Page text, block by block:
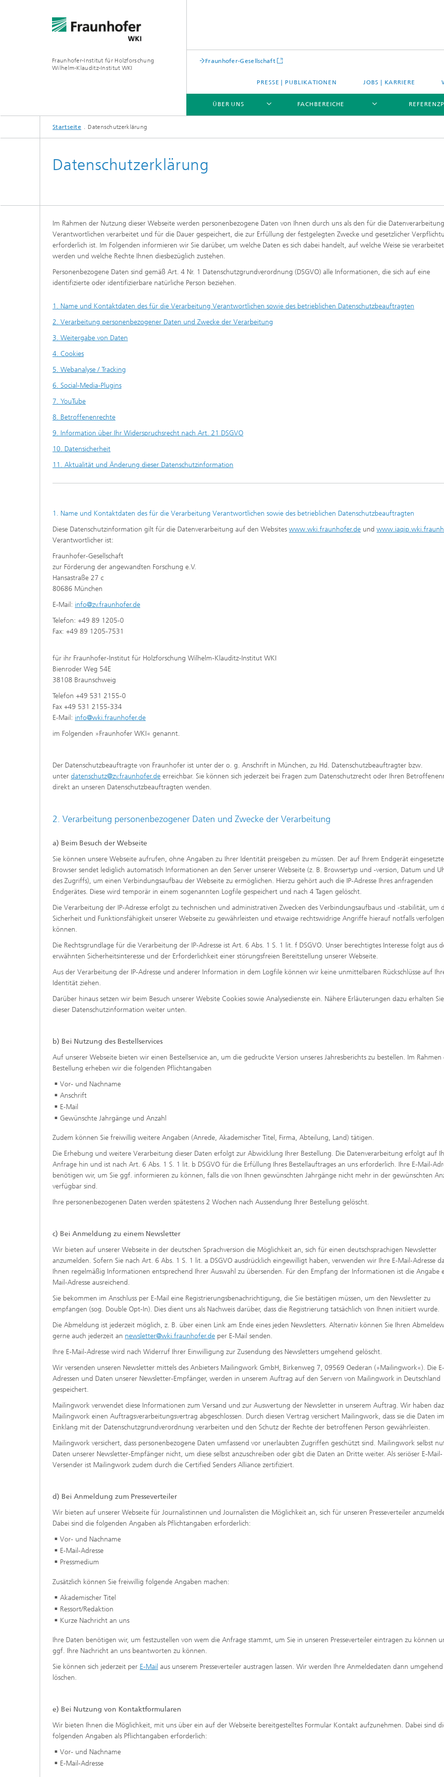
Fraunhofer-Institut für Holzforschung
Wilhelm-Klauditz-Institut WKI
Fraunhofer-Gesellschaft
PRESSE | PUBLIKATIONEN JOBS | KARRIERE
ÜBER UNS
ÜBER UNS
®
FACHBEREICHE
FACHBEREICHE
Startseite Datenschutzerklärung
Datenschutzerklärung
Im Rahmen der Nutzung dieser Webseite werden personenbezogene Daten von Ihnen durch uns als den für die Datenverarbeitung
Verantwortlichen verarbeitet und für die Dauer gespeichert, die zur Erfüllung der festgelegten Zwecke und gesetzlicher
erforderlich ist. Im Folgenden informieren wir Sie darüber, um welche Daten es sich dabei handelt, auf welche Weise sie verarbeitet
werden und welche Rechte Ihnen diesbezüglich zustehen.
Personenbezogene Daten sind gemäß Art. 4 Nr. 1 Datenschutzgrundverordnung (DSGVO) alle Informationen, die sich auf eine
identifizierte oder identifizierbare natürliche Person beziehen.
1. Name und Kontaktdaten des für die Verarbeitung Verantwortlichen sowie des betrieblichen Datenschutzbeauftragten
2. Verarbeitung personenbezogener Daten und Zwecke der Verarbeitung
3. Weitergabe von Daten
4. Cookies
5. Webanalyse / Tracking
6. Social-Media-Plugins
7. YouTube
8. Betroffenenrechte
9. Information über Ihr Widerspruchsrecht nach Art. 21 DSGVO
10. Datensicherheit
11. Aktualität und Änderung dieser Datenschutzinformation
1. Name und Kontaktdaten des für die Verarbeitung Verantwortlichen sowie des betrieblichen Datenschutzbeauftragten
Diese Datenschutzinformation gilt für die Datenverarbeitung auf den Websites www.wki.fraunhofer.de und
Verantwortlicher ist:
Fraunhofer-Gesellschaft
zur Förderung der angewandten Forschung e.V.
Hansastraße 27 c
80686 München
E-Mail: info@zv.fraunhofer.de
Telefon: +49 89 1205-0
Fax: +49 89 1205-7531
für ihr Fraunhofer-Institut für Holzforschung Wilhelm-Klauditz-Institut WKI
Bienroder Weg 54E
38108 Braunschweig
Telefon +49 531 2155-0
Fax +49 531 2155-334
E-Mail: info@wki.fraunhofer.de
im Folgenden »Fraunhofer WKI« genannt.
Der Datenschutzbeauftragte von Fraunhofer ist unter der o. g. Anschrift in München, zu Hd. Datenschutzbeauftragter bzw.
unter datenschutz@zv.fraunhofer.de erreichbar. Sie können sich jederzeit bei Fragen zum Datenschutzrecht oder Ihren
direkt an unseren Datenschutzbeauftragten wenden.
2. Verarbeitung personenbezogener Daten und Zwecke der Verarbeitung
a) Beim Besuch der Webseite
Sie können unsere Webseite aufrufen, ohne Angaben zu Ihrer Identität preisgeben zu müssen. Der auf Ihrem Endgerät eingesetzte
Browser sendet lediglich automatisch Informationen an den Server unserer Webseite (z. B. Browsertyp und -version, Datum und
des Zugriffs), um einen Verbindungsaufbau der Webseite zu ermöglichen. Hierzu gehört auch die IP-Adresse Ihres anfragenden
Endgerätes. Diese wird temporär in einem sogenannten Logfile gespeichert und nach 4 Tagen gelöscht.
Die Verarbeitung der IP-Adresse erfolgt zu technischen und administrativen Zwecken des Verbindungsaufbaus und -stabilität, um
Sicherheit und Funktionsfähigkeit unserer Webseite zu gewährleisten und etwaige rechtswidrige Angriffe hierauf notfalls
können.
Die Rechtsgrundlage für die Verarbeitung der IP-Adresse ist Art. 6 Abs. 1 S. 1 lit. f DSGVO. Unser berechtigtes Interesse folgt aus
erwähnten Sicherheitsinteresse und der Erforderlichkeit einer störungsfreien Bereitstellung unserer Webseite.
Aus der Verarbeitung der IP-Adresse und anderer Information in dem Logfile können wir keine unmittelbaren Rückschlüsse auf
Identität ziehen.
Darüber hinaus setzen wir beim Besuch unserer Website Cookies sowie Analysedienste ein. Nähere Erläuterungen dazu erhalten
dieser Datenschutzinformation weiter unten.
b) Bei Nutzung des Bestellservices
Auf unserer Webseite bieten wir einen Bestellservice an, um die gedruckte Version unseres Jahresberichts zu bestellen. Im Rahmen
Bestellung erheben wir die folgenden Pflichtangaben
Vor- und Nachname
Anschrift
E-Mail
Gewünschte Jahrgänge und Anzahl
Zudem können Sie freiwillig weitere Angaben (Anrede, Akademischer Titel, Firma, Abteilung, Land) tätigen.
Die Erhebung und weitere Verarbeitung dieser Daten erfolgt zur Abwicklung Ihrer Bestellung. Die Datenverarbeitung erfolgt auf
Anfrage hin und ist nach Art. 6 Abs. 1 S. 1 lit. b DSGVO für die Erfüllung Ihres Bestellauftrages an uns erforderlich. Ihre E-Mail-
benötigen wir, um Sie ggf. informieren zu können, falls die von Ihnen gewünschten Jahrgänge nicht mehr in der gewünschten
verfügbar sind.
Ihre personenbezogenen Daten werden spätestens 2 Wochen nach Aussendung Ihrer Bestellung gelöscht.
c) Bei Anmeldung zu einem Newsletter
Wir bieten auf unserer Webseite in der deutschen Sprachversion die Möglichkeit an, sich für einen deutschsprachigen Newsletter
anzumelden. Sofern Sie nach Art. 6 Abs. 1 S. 1 lit. a DSGVO ausdrücklich eingewilligt haben, verwenden wir Ihre E-Mail-Adresse
Ihnen regelmäßig Informationen entsprechend Ihrer Auswahl zu übersenden. Für den Empfang der Informationen ist die Angabe
Mail-Adresse ausreichend.
Sie bekommen im Anschluss per E-Mail eine Registrierungsbenachrichtigung, die Sie bestätigen müssen, um den Newsletter zu
empfangen (sog. Double Opt-In). Dies dient uns als Nachweis darüber, dass die Registrierung tatsächlich von Ihnen initiiert wurde.
Die Abmeldung ist jederzeit möglich, z. B. über einen Link am Ende eines jeden Newsletters. Alternativ können Sie Ihren
gerne auch jederzeit an newsletter@wki.fraunhofer.de per E-Mail senden.
Ihre E-Mail-Adresse wird nach Widerruf Ihrer Einwilligung zur Zusendung des Newsletters umgehend gelöscht.
Wir versenden unseren Newsletter mittels des Anbieters Mailingwork GmbH, Birkenweg 7, 09569 Oederan (»Mailingwork«). Die
Adressen und Daten unserer Newsletter-Empfänger, werden in unserem Auftrag auf den Servern von Mailingwork in Deutschland
gespeichert.
Mailingwork verwendet diese Informationen zum Versand und zur Auswertung der Newsletter in unserem Auftrag. Wir haben
Mailingwork einen Auftragsverarbeitungsvertrag abgeschlossen. Durch diesen Vertrag versichert Mailingwork, dass sie die Daten im
Einklang mit der Datenschutzgrundverordnung verarbeiten und den Schutz der Rechte der betroffenen Person gewährleisten.
Mailingwork versichert, dass personenbezogene Daten umfassend vor unerlaubten Zugriffen geschützt sind. Mailingwork selbst
Daten unserer Newsletter-Empfänger nicht, um diese selbst anzuschreiben oder gibt die Daten an Dritte weiter. Als seriöser E-Mail-
Versender ist Mailingwork zudem durch die Certified Senders Alliance zertifiziert.
d) Bei Anmeldung zum Presseverteiler
Wir bieten auf unserer Webseite für Journalistinnen und Journalisten die Möglichkeit an, sich für unseren Presseverteiler
Dabei sind die folgenden Angaben als Pflichtangaben erforderlich:
Vor- und Nachname
E-Mail-Adresse
Pressmedium
Zusätzlich können Sie freiwillig folgende Angaben machen:
Akademischer Titel
Ressort/Redaktion
Kurze Nachricht an uns
Ihre Daten benötigen wir, um festzustellen von wem die Anfrage stammt, um Sie in unseren Presseverteiler eintragen zu können
ggf. Ihre Nachricht an uns beantworten zu können.
Sie können sich jederzeit per E-Mail aus unserem Presseverteiler austragen lassen. Wir werden Ihre Anmeldedaten dann umgehend
löschen.
e) Bei Nutzung von Kontaktformularen
Wir bieten Ihnen die Möglichkeit, mit uns über ein auf der Webseite bereitgestelltes Formular Kontakt aufzunehmen. Dabei sind
folgenden Angaben als Pflichtangaben erforderlich:
Vor- und Nachname
E-Mail-Adresse